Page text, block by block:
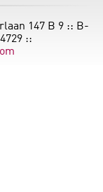
147 B 9 :: B-
::